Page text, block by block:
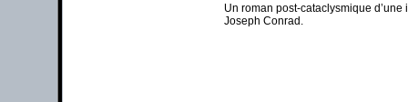
Un roman post-cataclysmique
Joseph Conrad.